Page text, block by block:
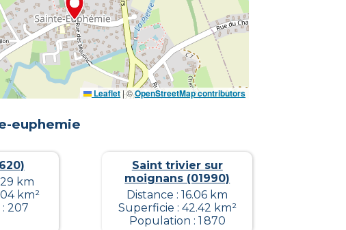
Leaflet |©OpenStreetMap contributors
euphemie
km
km²
207
Saint trivier sur
moignans (01990)
Distance : 16.06 km
Superficie : 42.42 km²
Population : 1 870